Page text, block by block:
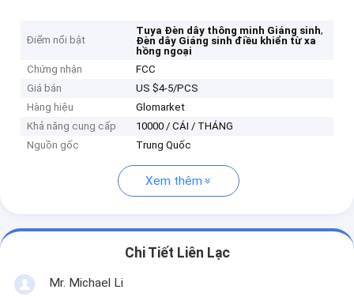
Điểm nổi bật
Tuya Đèn dây thông minh Giáng sinh,
Đèn dây Giáng sinh điều khiển từ xa
hồng ngoại
Chứng nhận
FCC
Giá bán
US $4-5/PCS
Hàng hiệu
Glomarket
Khả năng cung cấp
10000 / CÁI / THÁNG
Nguồn gốc
Trung Quốc
Xem thêm
Chi Tiết Liên Lạc
Mr. Michael Li